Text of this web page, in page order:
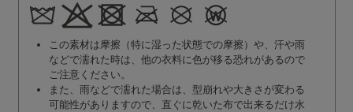
この素材は摩擦（特に湿った状態での摩擦）や、汗や雨
などで濡れた時は、他の衣料に色が移る恐れがあるので
ご注意ください。
また、雨などで濡れた場合は、型崩れや大きさが変わる
可能性がありますので、直ぐに乾いた布で出来るだけ水